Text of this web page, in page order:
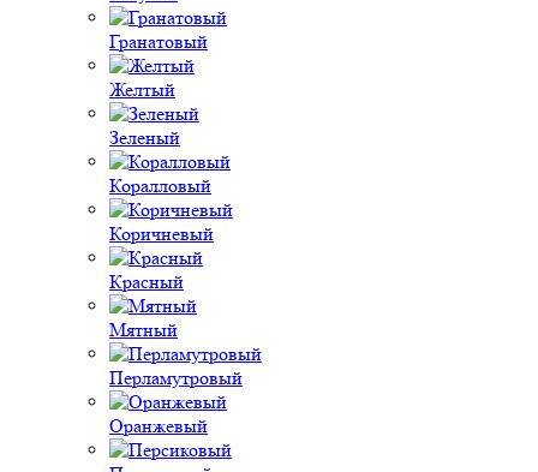
Гранатовый
Желтый
Зеленый
Коралловый
Коричневый
Красный
Мятный
Перламутровый
Оранжевый